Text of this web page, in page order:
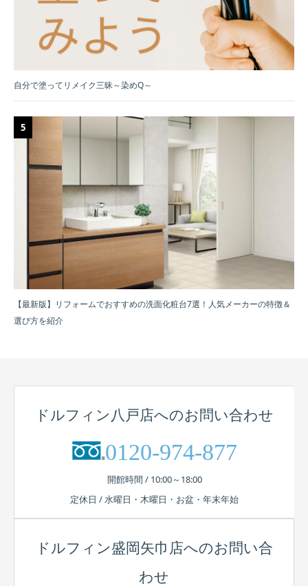
自分で塗ってリメイク三昧～染めQ～
【最新版】リフォームでおすすめの洗面化粧台7選！人気メーカーの特徴＆
選び方を紹介
ドルフィン八戸店へのお問い合わせ
0120-974-877
開館時間 / 10:00～18:00
定休日 / 水曜日・木曜日・お盆・年末年始
ドルフィン盛岡矢巾店へのお問い合
わせ